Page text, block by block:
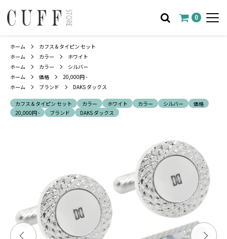
0
ホーム
カフス＆タイピン セット
ホーム
カラー
ホワイト
ホーム
カラー
シルバー
ホーム
価格
20,000円 -
ホーム
ブランド DAKS ダックス
カフス＆タイピン セット カラー ホワイト カラー シルバー
価格
20,000円 -
ブランド DAKS ダックス